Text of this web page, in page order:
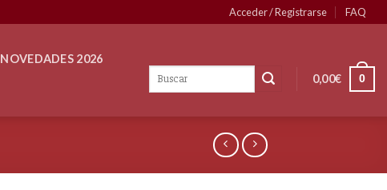
Acceder / Registrarse FAQ
NOVEDADES 2026
0,00€ 0